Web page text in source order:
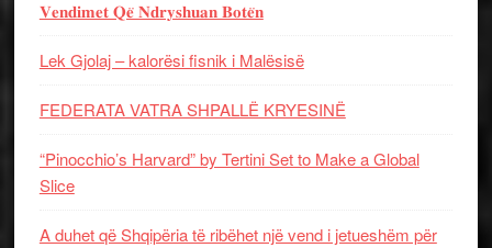
𝐕𝐞𝐧𝐝𝐢𝐦𝐞𝐭 𝐐𝐞̈ 𝐍𝐝𝐫𝐲𝐬𝐡𝐮𝐚𝐧 𝐁𝐨𝐭𝐞̈𝐧
Lek Gjolaj – kalorësi fisnik i Malësisë
FEDERATA VATRA SHPALLË KRYESINË
“Pinocchio’s Harvard” by Tertini Set to Make a Global
Slice
A duhet që Shqipëria të ribëhet një vend i jetueshëm për